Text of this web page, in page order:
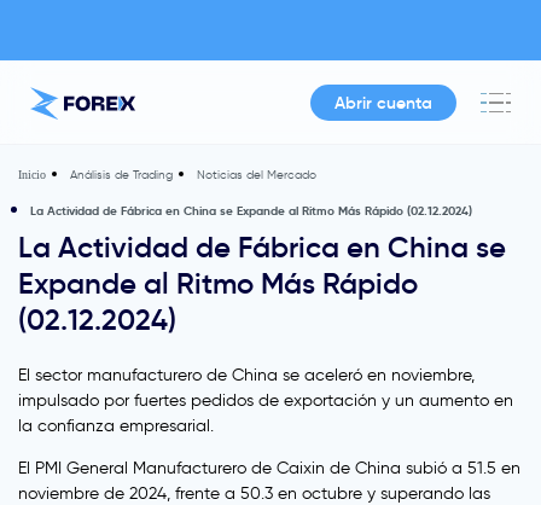
Abrir cuenta
Inicio Análisis de Trading Noticias del Mercado
La Actividad de Fábrica en China se Expande al Ritmo Más Rápido (02.12.2024)
La Actividad de Fábrica en China se
Expande al Ritmo Más Rápido
(02.12.2024)
El sector manufacturero de China se aceleró en noviembre,
impulsado por fuertes pedidos de exportación y un aumento en
la confianza empresarial.
El PMI General Manufacturero de Caixin de China subió a 51.5 en
noviembre de 2024, frente a 50.3 en octubre y superando las